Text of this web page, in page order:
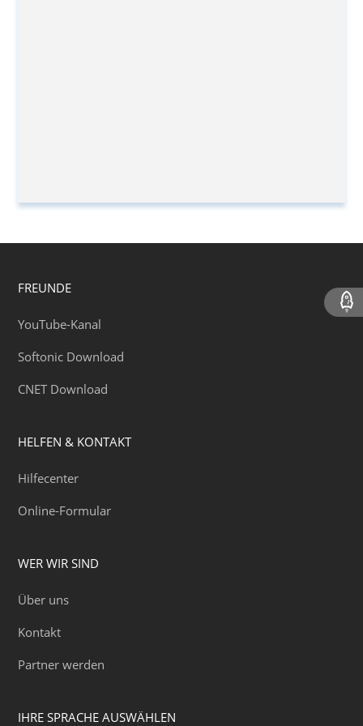
FREUNDE
YouTube-Kanal
Softonic Download
CNET Download
HELFEN & KONTAKT
Hilfecenter
Online-Formular
WER WIR SIND
Über uns
Kontakt
Partner werden
IHRE SPRACHE AUSWÄHLEN